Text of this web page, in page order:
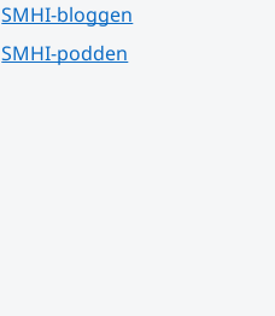
SMHI-bloggen
SMHI-podden